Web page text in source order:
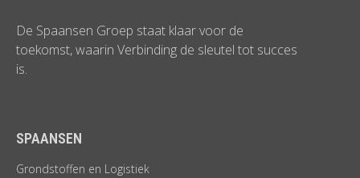
De Spaansen Groep staat klaar voor de
toekomst, waarin Verbinding de sleutel tot succes
is.
SPAANSEN
Grondstoffen en Logistiek